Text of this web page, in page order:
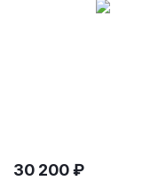
30 200₽